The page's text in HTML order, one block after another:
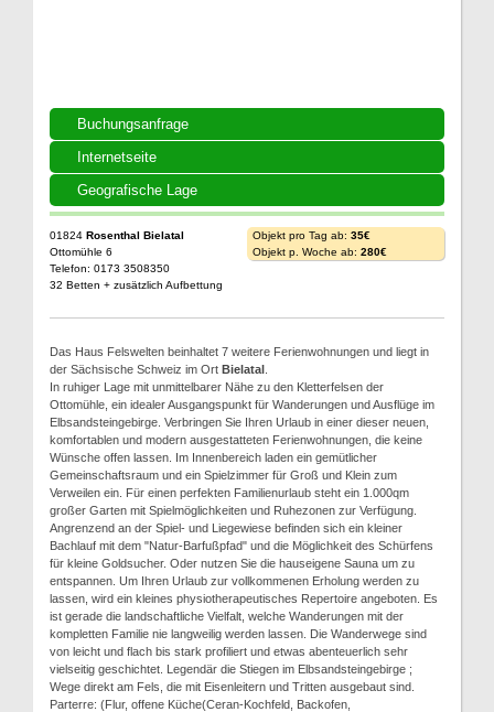
Buchungsanfrage
Internetseite
Geografische Lage
01824 Rosenthal Bielatal
Ottomühle 6
Telefon: 0173 3508350
32 Betten + zusätzlich Aufbettung
Objekt pro Tag ab: 35€
Objekt p. Woche ab: 280€
Das Haus Felswelten beinhaltet 7 weitere Ferienwohnungen und liegt in
der Sächsische Schweiz im Ort Bielatal
In ruhiger Lage mit unmittelbarer Nähe zu den Kletterfelsen der
Ottomühle, ein idealer Ausgangspunkt für Wanderungen und Ausflüge im
Elbsandsteingebirge. Verbringen Sie Ihren Urlaub in einer dieser neuen,
komfortablen und modern ausgestatteten Ferienwohnungen, die keine
Wünsche offen lassen. Im Innenbereich laden ein gemütlicher
Gemeinschaftsraum und ein Spielzimmer für Groß und Klein zum
Verweilen ein. Für einen perfekten Familienurlaub steht ein 1.000qm
großer Garten mit Spielmöglichkeiten und Ruhezonen zur Verfügung.
Angrenzend an der Spiel- und Liegewiese befinden sich ein kleiner
Bachlauf mit dem "Natur-Barfußpfad" und die Möglichkeit des Schürfens
für kleine Goldsucher. Oder nutzen Sie die hauseigene Sauna um zu
entspannen. Um Ihren Urlaub zur vollkommenen Erholung werden zu
lassen, wird ein kleines physiotherapeutisches Repertoire angeboten. Es
ist gerade die landschaftliche Vielfalt, welche Wanderungen mit der
kompletten Familie nie langweilig werden lassen. Die Wanderwege sind
von leicht und flach bis stark profiliert und etwas abenteuerlich sehr
vielseitig geschichtet. Legendär die Stiegen im Elbsandsteingebirge ;
Wege direkt am Fels, die mit Eisenleitern und Tritten ausgebaut sind.
Parterre: (Flur, offene Küche(Ceran-Kochfeld, Backofen,